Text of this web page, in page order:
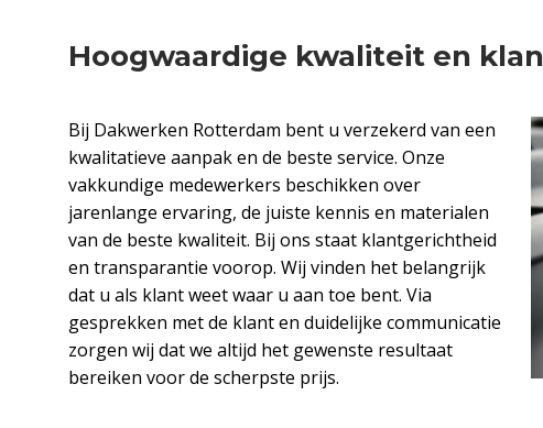
Hoogwaardige kwaliteit en
Bij Dakwerken Rotterdam bent u verzekerd van een
kwalitatieve aanpak en de beste service. Onze
vakkundige medewerkers beschikken over
jarenlange ervaring, de juiste kennis en materialen
van de beste kwaliteit. Bij ons staat klantgerichtheid
en transparantie voorop. Wij vinden het belangrijk
dat u als klant weet waar u aan toe bent. Via
gesprekken met de klant en duidelijke communicatie
zorgen wij dat we altijd het gewenste resultaat
bereiken voor de scherpste prijs.